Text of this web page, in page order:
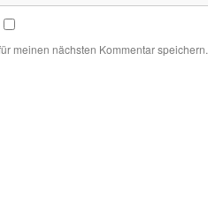
meinen nächsten Kommentar speichern.